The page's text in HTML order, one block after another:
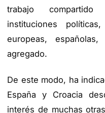
trabajo
instituciones
europeas,
agregado.
De este modo, ha
España y Croacia
interés de muchas